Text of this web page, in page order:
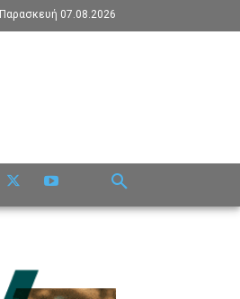
Παρασκευή 07.08.2026